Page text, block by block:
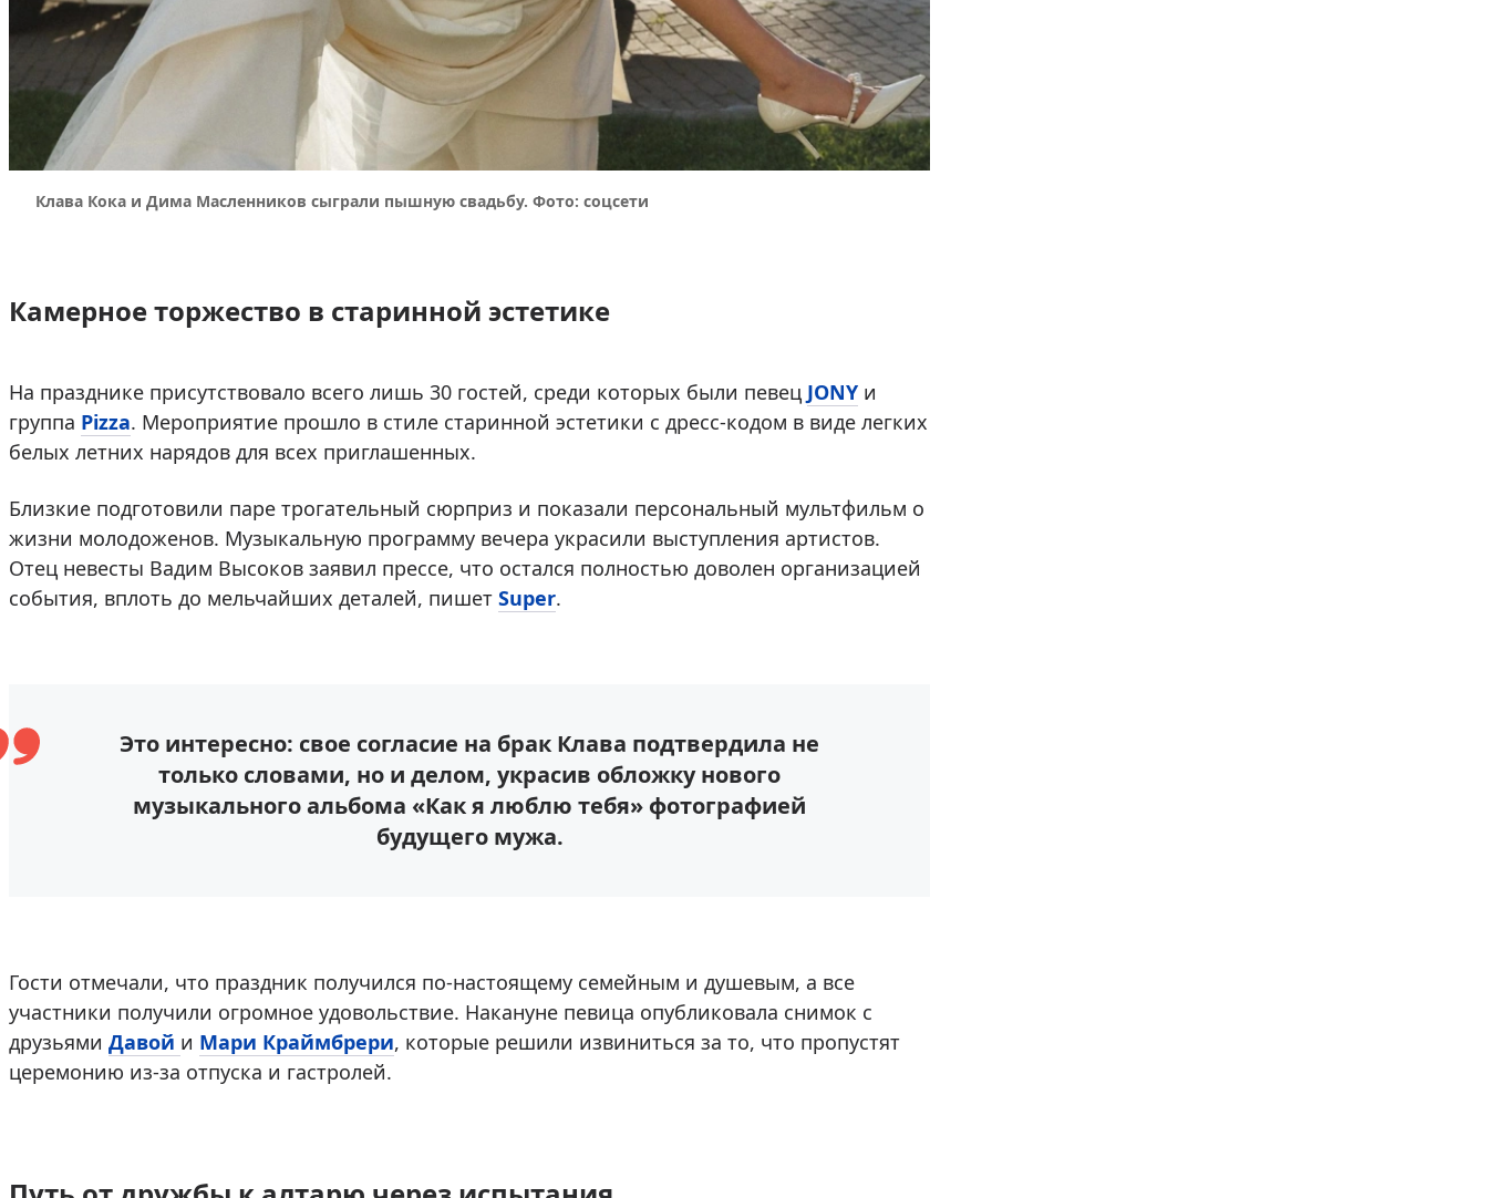
Клава Кока и Дима Масленников сыграли пышную свадьбу. Фото: соцсети
Камерное торжество в старинной эстетике
На празднике присутствовало всего лишь 30 гостей, среди которых были певец JONY и
группа Pizza. Мероприятие прошло в стиле старинной эстетики с дресс-кодом в виде легких
белых летних нарядов для всех приглашенных.
Близкие подготовили паре трогательный сюрприз и показали персональный мультфильм о
жизни молодоженов. Музыкальную программу вечера украсили выступления артистов.
Отец невесты Вадим Высоков заявил прессе, что остался полностью доволен организацией
события, вплоть до мельчайших деталей, пишет Super.
Это интересно: свое согласие на брак Клава подтвердила не
только словами, но и делом, украсив обложку нового
музыкального альбома «Как я люблю тебя» фотографией
будущего мужа.
Гости отмечали, что праздник получился по-настоящему семейным и душевым, а все
участники получили огромное удовольствие. Накануне певица опубликовала снимок с
друзьями Давой и Мари Краймбрери, которые решили извиниться за то, что пропустят
церемонию из-за отпуска и гастролей.